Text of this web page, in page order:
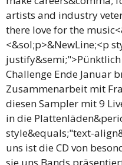
artists and industry
there love for the
<&sol;p>&NewLine;<p
Challenge Ende Januar
Zusammenarbeit mit
diesen Sampler mit 9
in die
style&equals;"text-
uns ist die CD von